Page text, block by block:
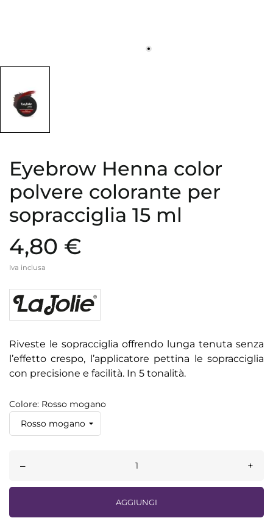
Eyebrow Henna color
polvere colorante per
sopracciglia 15 ml
4,80 €
Iva inclusa
Riveste le sopracciglia offrendo lunga tenuta senza
l’effetto crespo, l’applicatore pettina le sopracciglia
con precisione e facilità. In 5 tonalità.
Colore: Rosso mogano
– +
AGGIUNGI